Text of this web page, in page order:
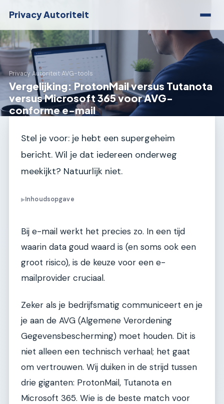
Privacy Autoriteit
Privacy Autoriteit›AVG-tools
Vergelijking: ProtonMail versus Tutanota
versus Microsoft 365 voor AVG-
conforme e-mail
Stel je voor: je hebt een supergeheim
bericht. Wil je dat iedereen onderweg
meekijkt? Natuurlijk niet.
▶Inhoudsopgave
Bij e-mail werkt het precies zo. In een tijd
waarin data goud waard is (en soms ook een
groot risico), is de keuze voor een e-
mailprovider cruciaal.
Zeker als je bedrijfsmatig communiceert en je
je aan de AVG (Algemene Verordening
Gegevensbescherming) moet houden. Dit is
niet alleen een technisch verhaal; het gaat
om vertrouwen. Wij duiken in de strijd tussen
drie giganten: ProtonMail, Tutanota en
Microsoft 365. Wie is de beste match voor